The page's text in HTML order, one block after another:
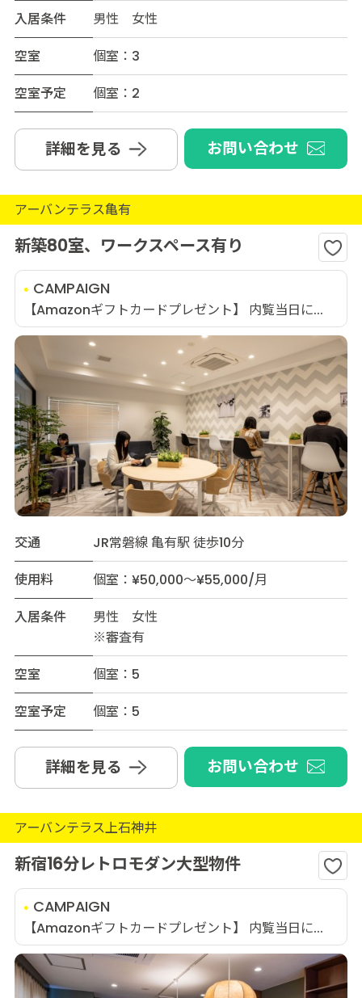
入居条件
男性 女性
空室
個室：3
空室予定
個室：2
詳細を見る お問い合わせ
アーバンテラス亀有
新築80室、ワークスペース有り
CAMPAIGN
【Amazonギフトカードプレゼント】 内覧当日に...
交通
JR常磐線 亀有駅 徒歩10分
使用料
個室：¥50,000～¥55,000/月
入居条件
男性 女性
※審査有
空室
個室：5
空室予定
個室：5
詳細を見る お問い合わせ
アーバンテラス上石神井
新宿16分レトロモダン大型物件
CAMPAIGN
【Amazonギフトカードプレゼント】 内覧当日に...